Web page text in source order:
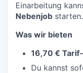
Einarbeitung
Nebenjob starten.
Was wir bieten
16,70 €
Du kannst